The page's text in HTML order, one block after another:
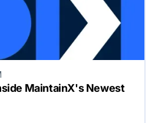
MaintainX's Newest